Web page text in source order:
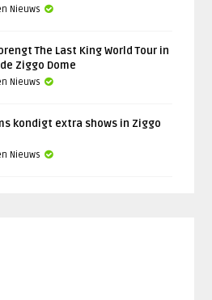
Nieuws
The Last King World Tour in
Ziggo Dome
Nieuws
kondigt extra shows in Ziggo
Nieuws